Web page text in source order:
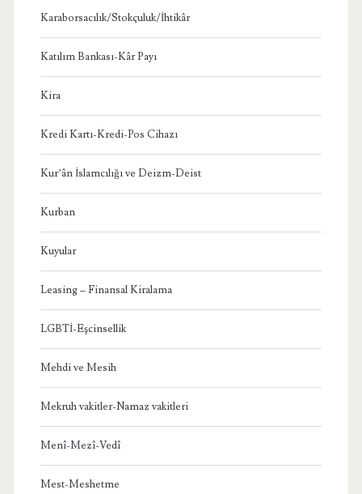
Karaborsacılık/Stokçuluk/İhtikâr
Katılım Bankası-Kâr Payı
Kira
Kredi Kartı-Kredi-Pos Cihazı
Kur’ân İslamcılığı ve Deizm-Deist
Kurban
Kuyular
Leasing – Finansal Kiralama
LGBTİ-Eşcinsellik
Mehdi ve Mesih
Mekruh vakitler-Namaz vakitleri
Menî-Mezî-Vedî
Mest-Meshetme